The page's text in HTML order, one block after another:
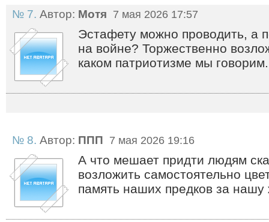
№ 7. Автор: Мотя 7 мая 2026 17:57
Эстафету можно проводить, а
на войне? Торжественно
каком патриотизме мы говорим.
№ 8. Автор: ППП 7 мая 2026 19:16
А что мешает придти людям
возложить самостоятельно
память наших предков за нашу